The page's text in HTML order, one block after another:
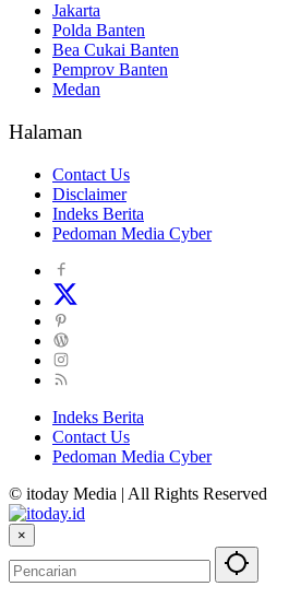
Jakarta
Polda Banten
Bea Cukai Banten
Pemprov Banten
Medan
Halaman
Contact Us
Disclaimer
Indeks Berita
Pedoman Media Cyber
Indeks Berita
Contact Us
Pedoman Media Cyber
© itoday Media | All Rights Reserved
×